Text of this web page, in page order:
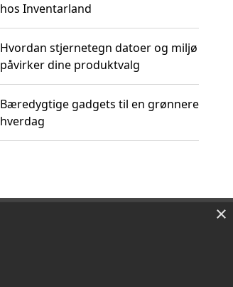
hos Inventarland
Hvordan stjernetegn datoer og miljø
påvirker dine produktvalg
Bæredygtige gadgets til en grønnere
hverdag
×